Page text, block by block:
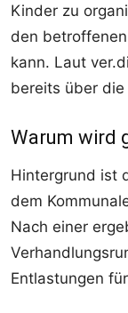
Kinder zu
den
kann. Laut
bereits über
Warum wird
Hintergrund ist
dem
Nach einer
Entlastungen